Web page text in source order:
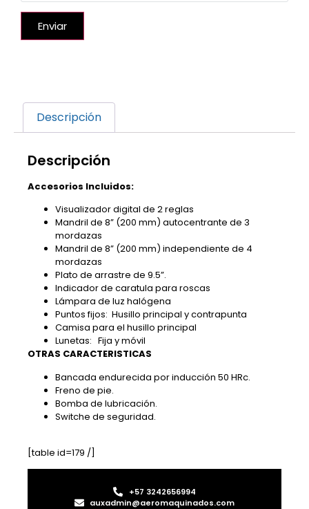
Enviar
Descripción
Descripción
Accesorios Incluidos:
Visualizador digital de 2 reglas
Mandril de 8” (200 mm) autocentrante de 3
mordazas
Mandril de 8” (200 mm) independiente de 4
mordazas
Plato de arrastre de 9.5”.
Indicador de caratula para roscas
Lámpara de luz halógena
Puntos fijos: Husillo principal y contrapunta
Camisa para el husillo principal
Lunetas: Fija y móvil
OTRAS CARACTERISTICAS
Bancada endurecida por inducción 50 HRc.
Freno de pie.
Bomba de lubricación.
Switche de seguridad.
[table id=179 /]